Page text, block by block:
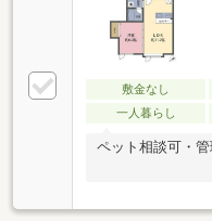
敷金なし
一人暮らし
ペット相談可・管